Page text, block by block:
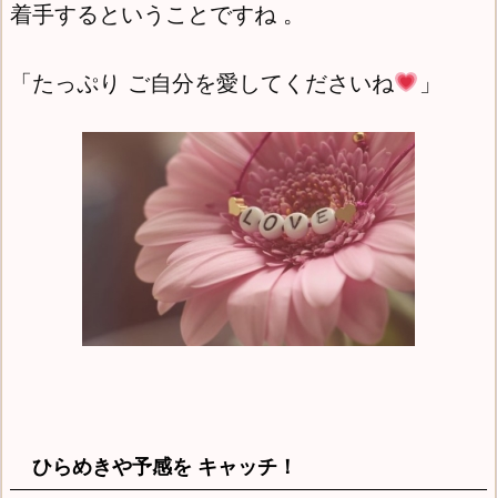
着手するということですね 。
「たっぷり ご自分を愛してくださいね 」
ひらめきや予感を キャッチ！